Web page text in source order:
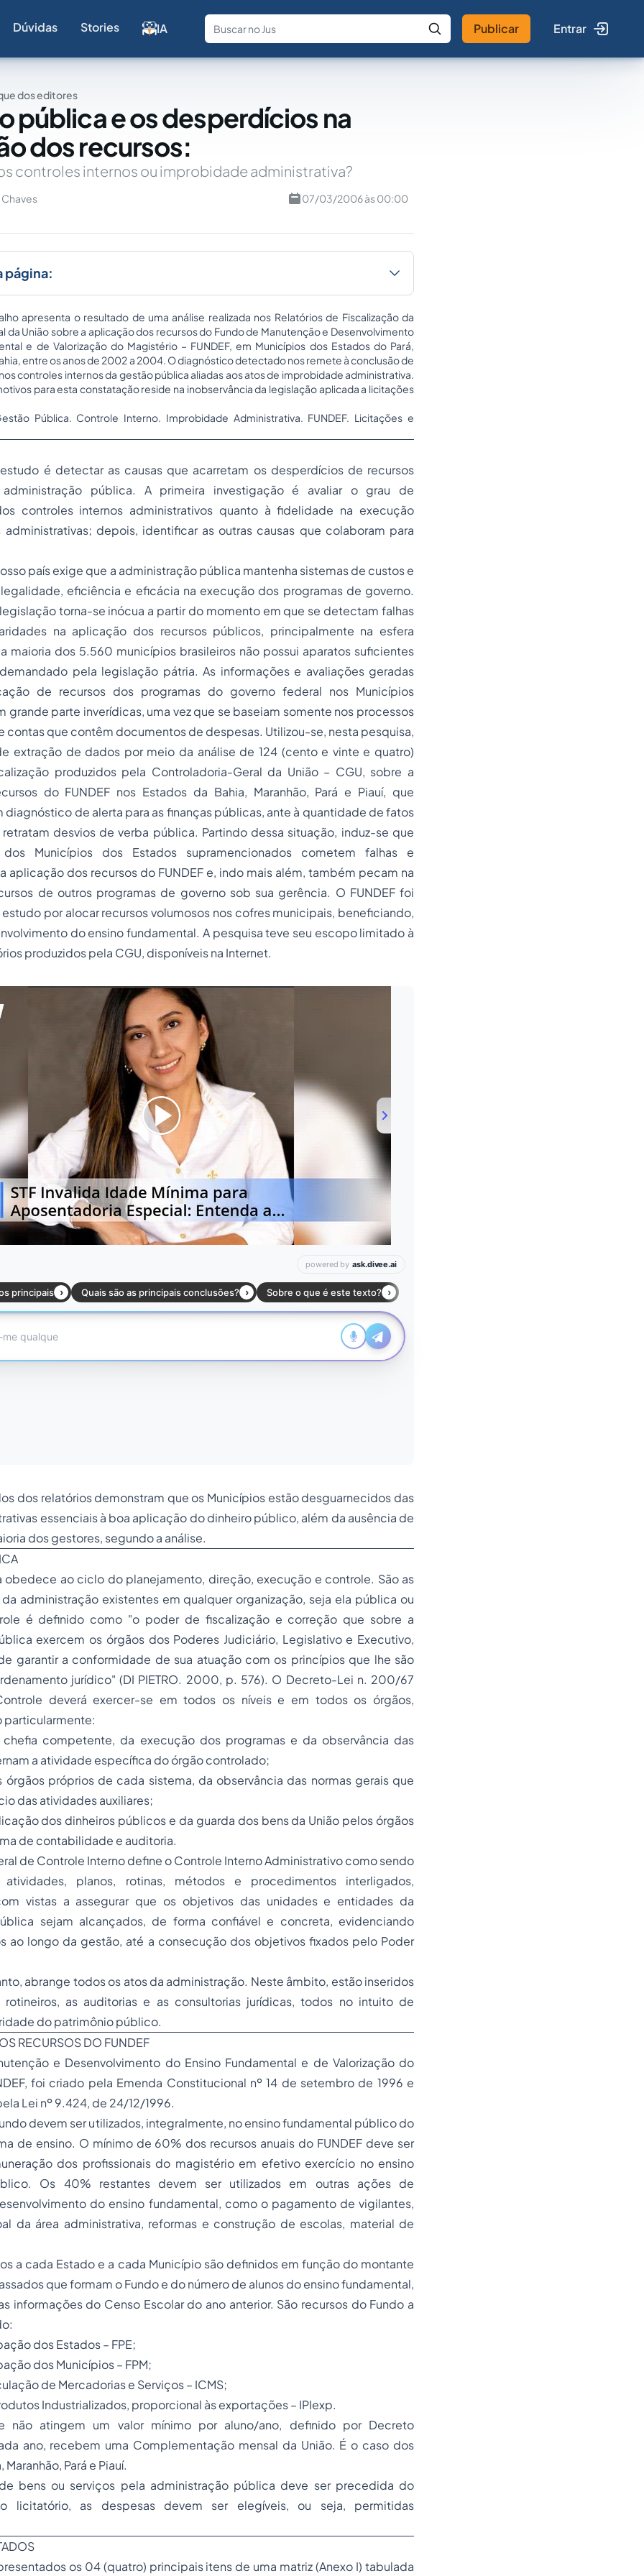
Dúvidas Stories IA
Fale com a IA Buscar no Jus
Publicar Entrar
dos editores
pública e os desperdícios na
dos recursos:
controles internos ou improbidade administrativa?
07/03/2006 às 00:00
página:
apresenta o resultado de uma análise realizada nos Relatórios de Fiscalização da
União sobre a aplicação dos recursos do Fundo de Manutenção e Desenvolvimento
e de Valorização do Magistério – FUNDEF, em Municípios dos Estados do Pará,
entre os anos de 2002 a 2004. O diagnóstico detectado nos remete à conclusão de
controles internos da gestão pública aliadas aos atos de improbidade administrativa.
para esta constatação reside na inobservância da legislação aplicada a licitações
Pública. Controle Interno. Improbidade Administrativa. FUNDEF. Licitações e
é detectar as causas que acarretam os desperdícios de recursos
pública. A primeira investigação é avaliar o grau de
controles internos administrativos quanto à fidelidade na execução
depois, identificar as outras causas que colaboram para
país exige que a administração pública mantenha sistemas de custos e
eficiência e eficácia na execução dos programas de governo.
torna-se inócua a partir do momento em que se detectam falhas
na aplicação dos recursos públicos, principalmente na esfera
maioria dos 5.560 municípios brasileiros não possui aparatos suficientes
pela legislação pátria. As informações e avaliações geradas
de recursos dos programas do governo federal nos Municípios
grande parte inverídicas, uma vez que se baseiam somente nos processos
contas que contêm documentos de despesas. Utilizou-se, nesta pesquisa,
extração de dados por meio da análise de 124 (cento e vinte e quatro)
produzidos pela Controladoria-Geral da União – CGU, sobre a
do FUNDEF nos Estados da Bahia, Maranhão, Pará e Piauí, que
diagnóstico de alerta para as finanças públicas, ante à quantidade de fatos
desvios de verba pública. Partindo dessa situação, induz-se que
Municípios dos Estados supramencionados cometem falhas e
aplicação dos recursos do FUNDEF e, indo mais além, também pecam na
de outros programas de governo sob sua gerência. O FUNDEF foi
por alocar recursos volumosos nos cofres municipais, beneficiando,
do ensino fundamental. A pesquisa teve seu escopo limitado à
produzidos pela CGU, disponíveis na Internet.
jus
dos relatórios demonstram que os Municípios estão desguarnecidos das
essenciais à boa aplicação do dinheiro público, além da ausência de
dos gestores, segundo a análise.
obedece ao ciclo do planejamento, direção, execução e controle. São as
administração existentes em qualquer organização, seja ela pública ou
é definido como "o poder de fiscalização e correção que sobre a
exercem os órgãos dos Poderes Judiciário, Legislativo e Executivo,
garantir a conformidade de sua atuação com os princípios que lhe são
jurídico" (DI PIETRO. 2000, p. 576). O Decreto-Lei n. 200/67
deverá exercer-se em todos os níveis e em todos os órgãos,
competente, da execução dos programas e da observância das
a atividade específica do órgão controlado;
próprios de cada sistema, da observância das normas gerais que
das atividades auxiliares;
dos dinheiros públicos e da guarda dos bens da União pelos órgãos
de contabilidade e auditoria.
de Controle Interno define o Controle Interno Administrativo como sendo
planos, rotinas, métodos e procedimentos interligados,
vistas a assegurar que os objetivos das unidades e entidades da
sejam alcançados, de forma confiável e concreta, evidenciando
ao longo da gestão, até a consecução dos objetivos fixados pelo Poder
abrange todos os atos da administração. Neste âmbito, estão inseridos
as auditorias e as consultorias jurídicas, todos no intuito de
do patrimônio público.
RECURSOS DO FUNDEF
e Desenvolvimento do Ensino Fundamental e de Valorização do
foi criado pela Emenda Constitucional nº 14 de setembro de 1996 e
Lei nº 9.424, de 24/12/1996.
devem ser utilizados, integralmente, no ensino fundamental público do
de ensino. O mínimo de 60% dos recursos anuais do FUNDEF deve ser
dos profissionais do magistério em efetivo exercício no ensino
Os 40% restantes devem ser utilizados em outras ações de
do ensino fundamental, como o pagamento de vigilantes,
da área administrativa, reformas e construção de escolas, material de
a cada Estado e a cada Município são definidos em função do montante
que formam o Fundo e do número de alunos do ensino fundamental,
informações do Censo Escolar do ano anterior. São recursos do Fundo a
dos Estados – FPE;
dos Municípios – FPM;
de Mercadorias e Serviços – ICMS;
Industrializados, proporcional às exportações – IPIexp.
não atingem um valor mínimo por aluno/ano, definido por Decreto
ano, recebem uma Complementação mensal da União. É o caso dos
Pará e Piauí.
bens ou serviços pela administração pública deve ser precedida do
licitatório, as despesas devem ser elegíveis, ou seja, permitidas
os 04 (quatro) principais itens de uma matriz (Anexo I) tabulada